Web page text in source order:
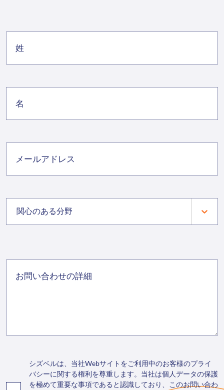
関心のある分野
シズベルは、当社Webサイトをご利用中のお客様のプライ
バシーに関する権利を尊重します。当社は個人データの保護
を極めて重要な事項であると認識しており、このお問い合わ